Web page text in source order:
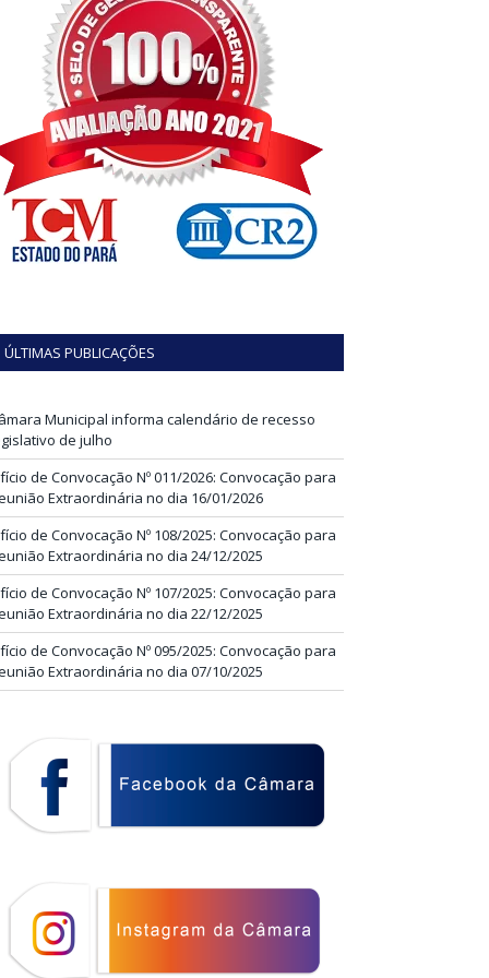
ÚLTIMAS PUBLICAÇÕES
Municipal informa calendário de recesso
de julho
de Convocação Nº 011/2026: Convocação para
Extraordinária no dia 16/01/2026
de Convocação Nº 108/2025: Convocação para
Extraordinária no dia 24/12/2025
de Convocação Nº 107/2025: Convocação para
Extraordinária no dia 22/12/2025
de Convocação Nº 095/2025: Convocação para
Extraordinária no dia 07/10/2025